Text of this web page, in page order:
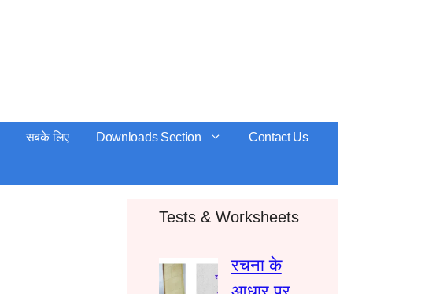
सबके लिए Downloads Section Contact Us
Tests & Worksheets
रचना के